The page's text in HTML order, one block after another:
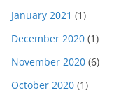
January 2021 (1)
December 2020 (1)
November 2020 (6)
October 2020 (1)